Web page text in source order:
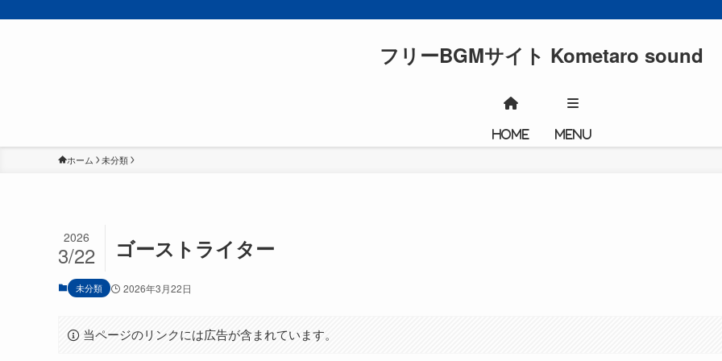
フリーBGMサイト Kometaro sound
HOME MENU
ホーム 未分類
ゴーストライター
2026
3/22
未分類 2026年3月22日
当ページのリンクには広告が含まれています。